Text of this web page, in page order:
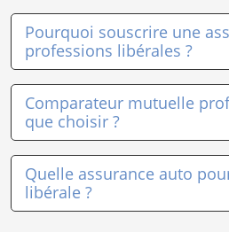
Pourquoi souscrire une
professions libérales ?
Comparateur mutuelle
que choisir ?
Quelle assurance auto
libérale ?